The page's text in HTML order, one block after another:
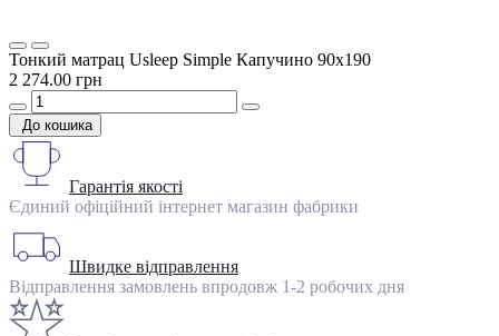
Тонкий матрац Usleep Simple Капучино 90х190
2 274.00 грн
До кошика
Гарантія якості
Єдиний офіційний інтернет магазин фабрики
Швидке відправлення
Відправлення замовлень впродовж 1-2 робочих дня